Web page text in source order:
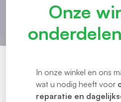
Onze
In onze winkel en ons
wat u nodig heeft voor
reparatie en